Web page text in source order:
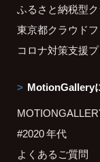
ふるさと納税型
東京都クラウド
コロナ対策支援
MotionGallery
#2020 年代
よくあるご質問